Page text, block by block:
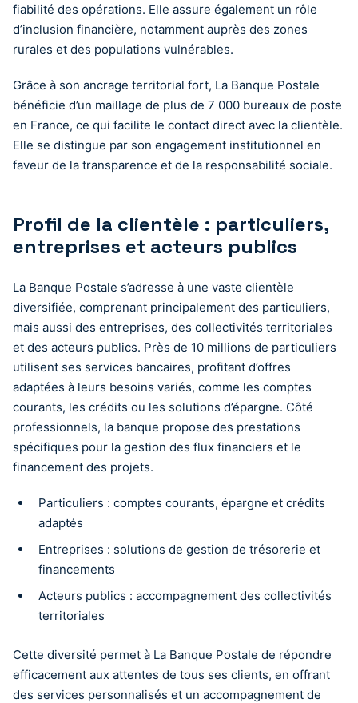
fiabilité des opérations. Elle assure également un rôle
d’inclusion financière, notamment auprès des zones
rurales et des populations vulnérables.
Grâce à son ancrage territorial fort, La Banque Postale
bénéficie d’un maillage de plus de 7 000 bureaux de poste
en France, ce qui facilite le contact direct avec la clientèle.
Elle se distingue par son engagement institutionnel en
faveur de la transparence et de la responsabilité sociale.
Profil de la clientèle : particuliers,
entreprises et acteurs publics
La Banque Postale s’adresse à une vaste clientèle
diversifiée, comprenant principalement des particuliers,
mais aussi des entreprises, des collectivités territoriales
et des acteurs publics. Près de 10 millions de particuliers
utilisent ses services bancaires, profitant d’offres
adaptées à leurs besoins variés, comme les comptes
courants, les crédits ou les solutions d’épargne. Côté
professionnels, la banque propose des prestations
spécifiques pour la gestion des flux financiers et le
financement des projets.
Particuliers : comptes courants, épargne et crédits
adaptés
Entreprises : solutions de gestion de trésorerie et
financements
Acteurs publics : accompagnement des collectivités
territoriales
Cette diversité permet à La Banque Postale de répondre
efficacement aux attentes de tous ses clients, en offrant
des services personnalisés et un accompagnement de